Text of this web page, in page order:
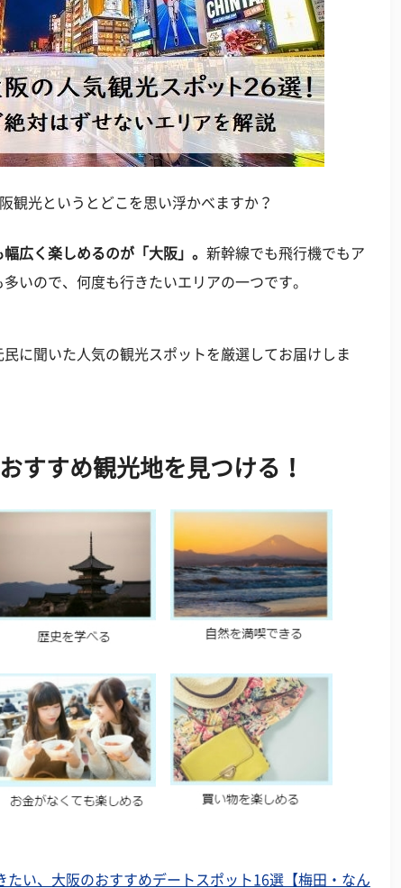
観光というとどこを思い浮かべますか？
広く楽しめるのが「大阪」。 新幹線でも飛行機でもア
いので、何度も行きたいエリアの一つです。
に聞いた人気の観光スポットを厳選してお届けしま
すすめ観光地を見つける！
たい、大阪のおすすめデートスポット16選【梅田・なん